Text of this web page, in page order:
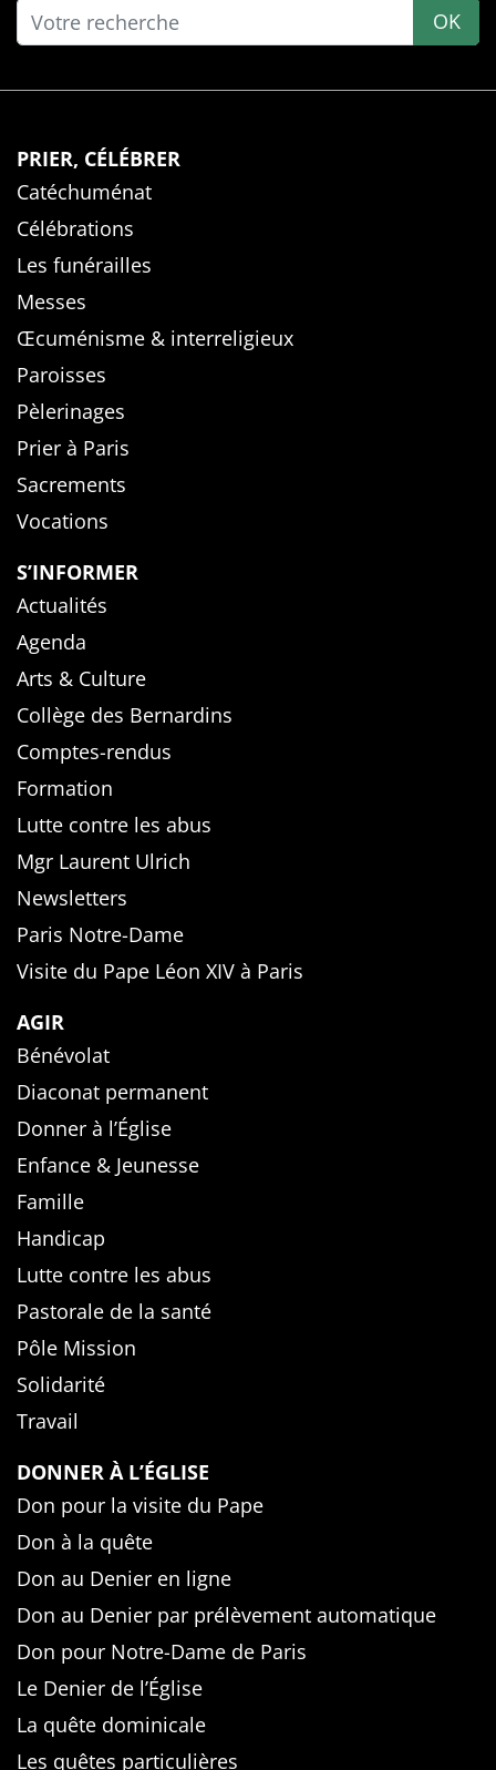
OK
PRIER, CÉLÉBRER
Catéchuménat
Célébrations
Les funérailles
Messes
Œcuménisme & interreligieux
Paroisses
Pèlerinages
Prier à Paris
Sacrements
Vocations
S’INFORMER
Actualités
Agenda
Arts & Culture
Collège des Bernardins
Comptes-rendus
Formation
Lutte contre les abus
Mgr Laurent Ulrich
Newsletters
Paris Notre-Dame
Visite du Pape Léon XIV à Paris
AGIR
Bénévolat
Diaconat permanent
Donner à l’Église
Enfance & Jeunesse
Famille
Handicap
Lutte contre les abus
Pastorale de la santé
Pôle Mission
Solidarité
Travail
DONNER À L’ÉGLISE
Don pour la visite du Pape
Don à la quête
Don au Denier en ligne
Don au Denier par prélèvement automatique
Don pour Notre-Dame de Paris
Le Denier de l’Église
La quête dominicale
Les quêtes particulières